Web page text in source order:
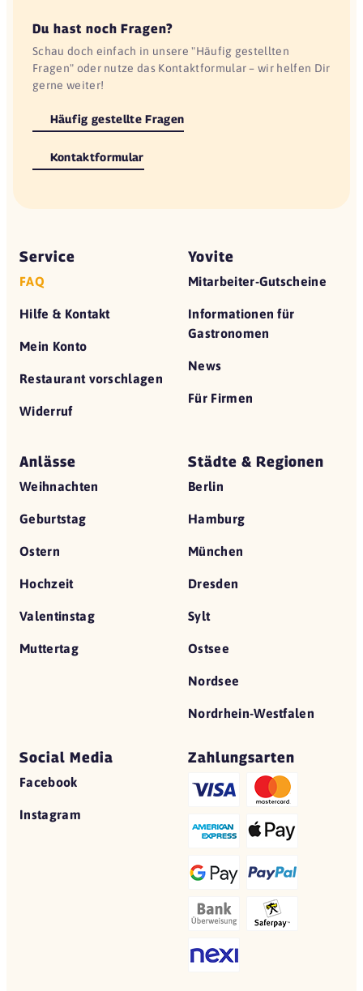
Du hast noch Fragen?
Schau doch einfach in unsere "Häufig gestellten
Fragen" oder nutze das Kontaktformular – wir helfen Dir
gerne weiter!
Häufig gestellte Fragen
Kontaktformular
Service
FAQ
Hilfe & Kontakt
Mein Konto
Restaurant vorschlagen
Widerruf
Yovite
Mitarbeiter-Gutscheine
Informationen für
Gastronomen
News
Für Firmen
Anlässe
Weihnachten
Geburtstag
Ostern
Hochzeit
Valentinstag
Muttertag
Städte & Regionen
Berlin
Hamburg
München
Dresden
Sylt
Ostsee
Nordsee
Nordrhein-Westfalen
Social Media
Facebook
Instagram
Zahlungsarten